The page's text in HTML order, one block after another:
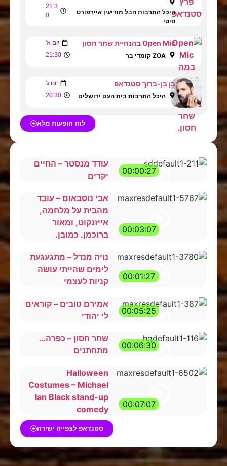
היכל התרבות חבל מודיעין איירפורט
סיטי
21:3
0
Open Mic בהנחיית שחר חסון יום א'
ZOA קומדי בר 21:30
בן בן-ברוך סטנדאפ יום ג'
היכל התרבות בית העם ירושלים 20:30
לוח הופעות מלא
00:00:27
עודד מנסטר – החיים
יקרים
00:03:07
אבי נוסבאום – עובד
מהבית על מלחמה,
אייזנקוט, ומאור
ברוכמן. כמובן.
00:01:27
נויה מנדל – מתגעגעת
לימים שהייתי עושה
קניות לעצמי
00:05:25
אמירם טובים – קוראים
לי יהודי
00:06:30
שחר חסון – כפרה…
מתחתנים
00:07:07
Halloween
Costumes – Michael
Ian Black stand-up
comedy
סטנדאפ לצפייה ישירה